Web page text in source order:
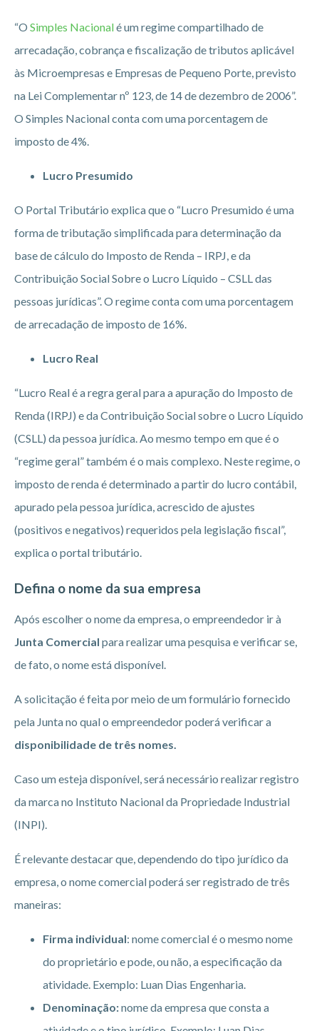
“O Simples Nacionalé um regime compartilhado de
arrecadação, cobrança e fiscalização de tributos aplicável
às Microempresas e Empresas de Pequeno Porte, previsto
na Lei Complementar nº 123, de 14 de dezembro de 2006”.
O Simples Nacional conta com uma porcentagem de
imposto de 4%.
Lucro Presumido
O Portal Tributário explica que o “Lucro Presumido é uma
forma de tributação simplificada para determinação da
base de cálculo do Imposto de Renda – IRPJ, e da
Contribuição Social Sobre o Lucro Líquido – CSLL das
pessoas jurídicas”. O regime conta com uma porcentagem
de arrecadação de imposto de 16%.
Lucro Real
“Lucro Real é a regra geral para a apuração do Imposto de
Renda (IRPJ) e da Contribuição Social sobre o Lucro Líquido
(CSLL) da pessoa jurídica. Ao mesmo tempo em que é o
“regime geral” também é o mais complexo. Neste regime, o
imposto de renda é determinado a partir do lucro contábil,
apurado pela pessoa jurídica, acrescido de ajustes
(positivos e negativos) requeridos pela legislação fiscal”,
explica o portal tributário.
Defina o nome da sua empresa
Após escolher o nome da empresa, o empreendedor ir à
Junta Comercial para realizar uma pesquisa e verificar se,
de fato, o nome está disponível.
A solicitação é feita por meio de um formulário fornecido
pela Junta no qual o empreendedor poderá verificar a
disponibilidade de três nomes.
Caso um esteja disponível, será necessário realizar registro
da marca no Instituto Nacional da Propriedade Industrial
(INPI).
É relevante destacar que, dependendo do tipo jurídico da
empresa, o nome comercial poderá ser registrado de três
maneiras:
Firma individual: nome comercial é o mesmo nome
do proprietário e pode, ou não, a especificação da
atividade. Exemplo: Luan Dias Engenharia.
Denominação:nome da empresa que consta a